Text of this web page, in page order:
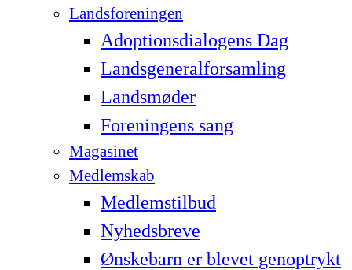
Landsforeningen
Adoptionsdialogens Dag
Landsgeneralforsamling
Landsmøder
Foreningens sang
Magasinet
Medlemskab
Medlemstilbud
Nyhedsbreve
Ønskebarn er blevet genoptrykt